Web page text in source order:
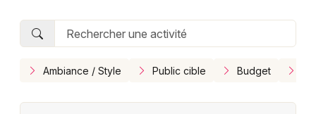
Actus à Verneuil d'Avre et d'Iton
Ambiance / Style Public cible Budget